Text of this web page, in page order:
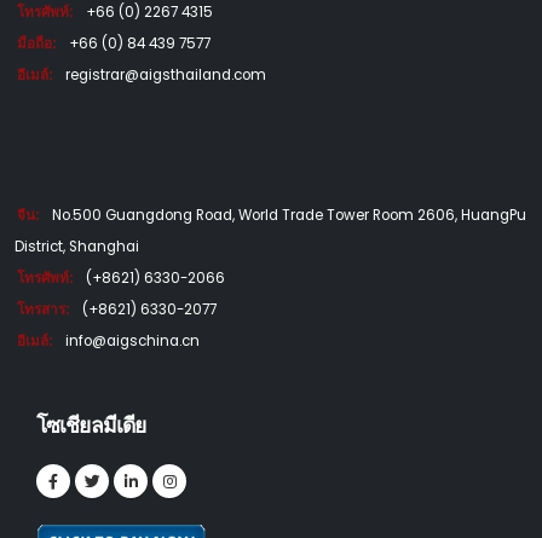
โทรศัพท์:
+66 (0) 2267 4315
มือถือ:
+66 (0) 84 439 7577
อีเมล์:
registrar@aigsthailand.com
จีน:
No.500 Guangdong Road, World Trade Tower Room 2606, HuangPu
District, Shanghai
โทรศัพท์:
(+8621) 6330-2066
โทรสาร:
(+8621) 6330-2077
อีเมล์:
info@aigschina.cn
โซเชียลมีเดีย